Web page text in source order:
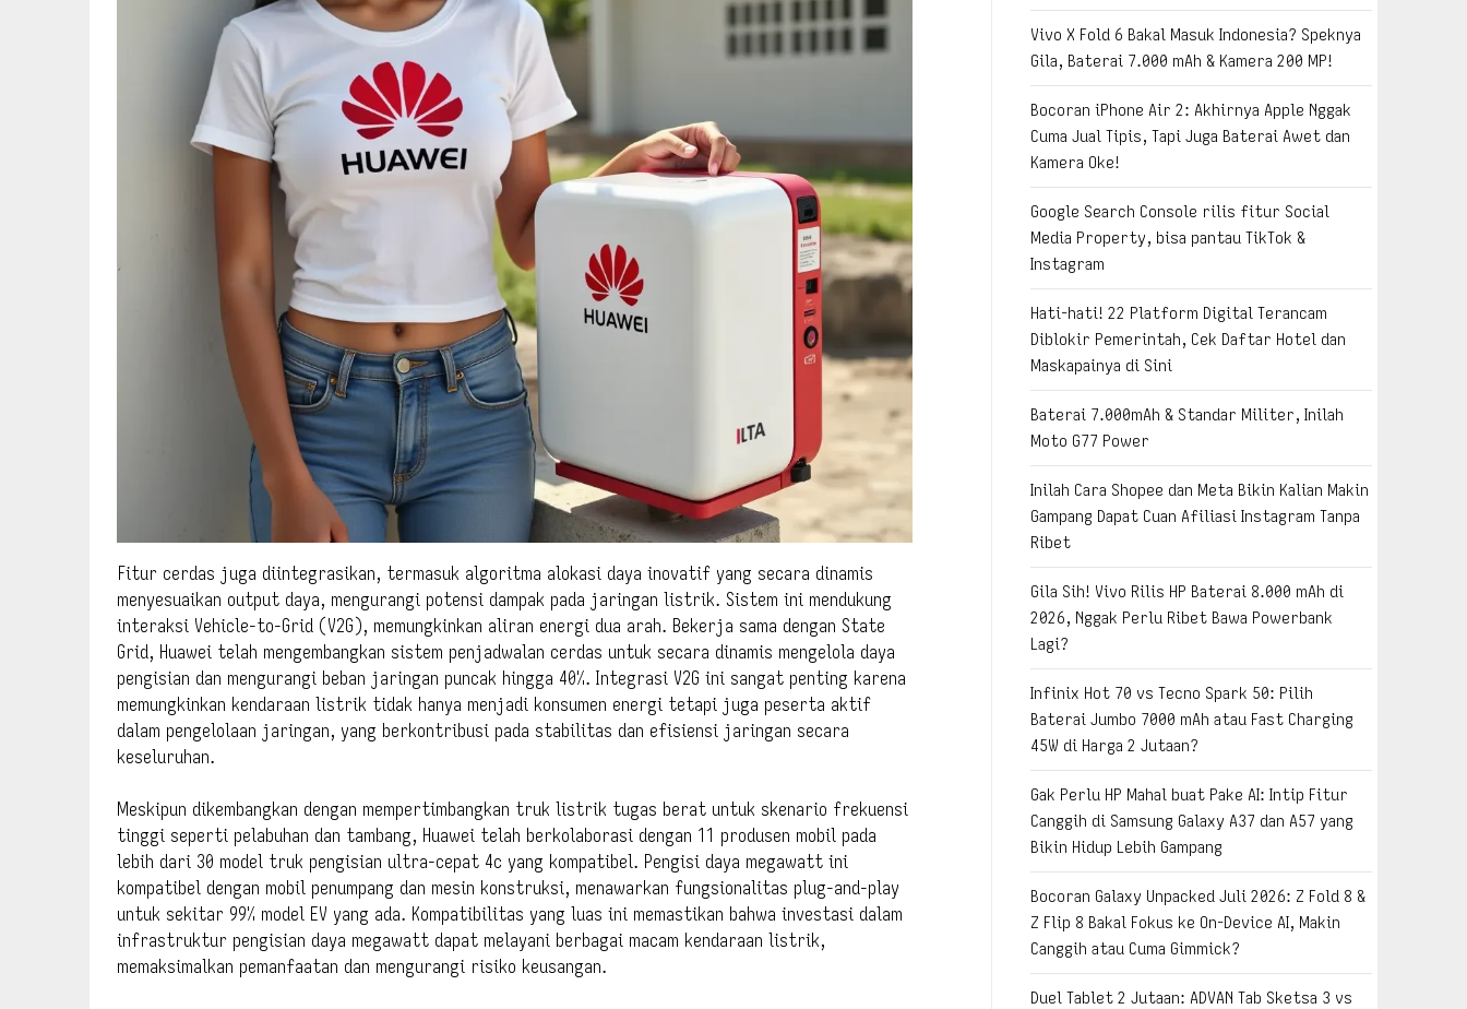
Fitur cerdas juga diintegrasikan, termasuk algoritma alokasi daya inovatif yang secara dinamis
menyesuaikan output daya, mengurangi potensi dampak pada jaringan listrik. Sistem ini mendukung
interaksi Vehicle-to-Grid (V2G), memungkinkan aliran energi dua arah. Bekerja sama dengan State
Grid, Huawei telah mengembangkan sistem penjadwalan cerdas untuk secara dinamis mengelola daya
pengisian dan mengurangi beban jaringan puncak hingga 40%. Integrasi V2G ini sangat penting karena
memungkinkan kendaraan listrik tidak hanya menjadi konsumen energi tetapi juga peserta aktif
dalam pengelolaan jaringan, yang berkontribusi pada stabilitas dan efisiensi jaringan secara
keseluruhan.
Meskipun dikembangkan dengan mempertimbangkan truk listrik tugas berat untuk skenario frekuensi
tinggi seperti pelabuhan dan tambang, Huawei telah berkolaborasi dengan 11 produsen mobil pada
lebih dari 30 model truk pengisian ultra-cepat 4c yang kompatibel. Pengisi daya megawatt ini
kompatibel dengan mobil penumpang dan mesin konstruksi, menawarkan fungsionalitas plug-and-play
untuk sekitar 99% model EV yang ada. Kompatibilitas yang luas ini memastikan bahwa investasi dalam
infrastruktur pengisian daya megawatt dapat melayani berbagai macam kendaraan listrik,
memaksimalkan pemanfaatan dan mengurangi risiko keusangan.
Vivo X Fold 6 Bakal Masuk Indonesia? Speknya
Gila, Baterai 7.000 mAh & Kamera 200 MP!
Bocoran iPhone Air 2: Akhirnya Apple Nggak
Cuma Jual Tipis, Tapi Juga Baterai Awet dan
Kamera Oke!
Google Search Console rilis fitur Social
Media Property, bisa pantau TikTok &
Instagram
Hati-hati! 22 Platform Digital Terancam
Diblokir Pemerintah, Cek Daftar Hotel dan
Maskapainya di Sini
Baterai 7.000mAh & Standar Militer, Inilah
Moto G77 Power
Inilah Cara Shopee dan Meta Bikin Kalian Makin
Gampang Dapat Cuan Afiliasi Instagram Tanpa
Ribet
Gila Sih! Vivo Rilis HP Baterai 8.000 mAh di
2026, Nggak Perlu Ribet Bawa Powerbank
Lagi?
Infinix Hot 70 vs Tecno Spark 50: Pilih
Baterai Jumbo 7000 mAh atau Fast Charging
45W di Harga 2 Jutaan?
Gak Perlu HP Mahal buat Pake AI: Intip Fitur
Canggih di Samsung Galaxy A37 dan A57 yang
Bikin Hidup Lebih Gampang
Bocoran Galaxy Unpacked Juli 2026: Z Fold 8 &
Z Flip 8 Bakal Fokus ke On-Device AI, Makin
Canggih atau Cuma Gimmick?
Duel Tablet 2 Jutaan: ADVAN Tab Sketsa 3 vs